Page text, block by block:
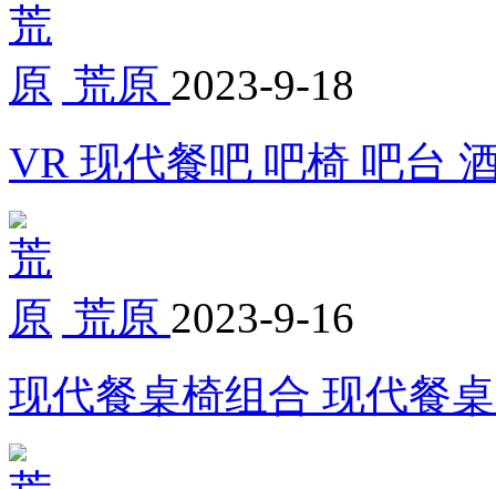
荒原 2023-9-18
VR 现代餐吧 吧椅 吧台
荒原 2023-9-16
现代餐桌椅组合 现代餐